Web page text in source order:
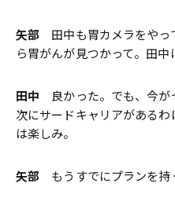
矢部 田中も胃カメラをやっ
ら胃がんが見つかって。田中
田中 良かった。でも、今が
次にサードキャリアがある
は楽しみ。
矢部 もうすでにプランを持